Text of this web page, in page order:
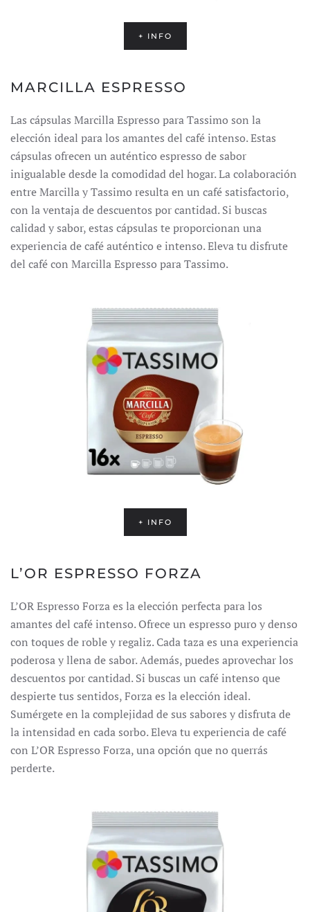
+ INFO
MARCILLA ESPRESSO
Las cápsulas Marcilla Espresso para Tassimo son la
elección ideal para los amantes del café intenso.Estas
cápsulas ofrecen un auténtico espresso de sabor
inigualable desde la comodidad del hogar.La colaboración
entre Marcilla y Tassimo resulta en un café satisfactorio,
con la ventaja de descuentos por cantidad.Si buscas
calidad y sabor, estas cápsulas te proporcionan una
experiencia de café auténtico e intenso.Eleva tu disfrute
del café con Marcilla Espresso para Tassimo.
+ INFO
L’OR ESPRESSO FORZA
L’OR Espresso Forza es la elección perfecta para los
amantes del café intenso.Ofrece un espresso puro y denso
con toques de roble y regaliz.Cada taza es una experiencia
poderosa y llena de sabor.Además, puedes aprovechar los
descuentos por cantidad.Si buscas un café intenso que
despierte tus sentidos, Forza es la elección ideal.
Sumérgete en la complejidad de sus sabores y disfruta de
la intensidad en cada sorbo.Eleva tu experiencia de café
con L’OR Espresso Forza, una opción que no querrás
perderte.